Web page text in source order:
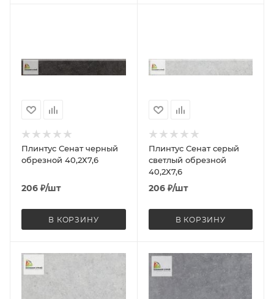
Плинтус Сенат черный
обрезной 40,2Х7,6
206 ₽/шт
В КОРЗИНУ
Плинтус Сенат серый
светлый обрезной
40,2Х7,6
206₽/шт
В КОРЗИНУ